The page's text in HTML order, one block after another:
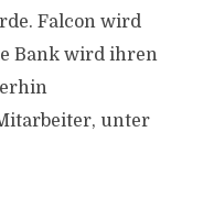
Falcon wird
Bank wird ihren
unter